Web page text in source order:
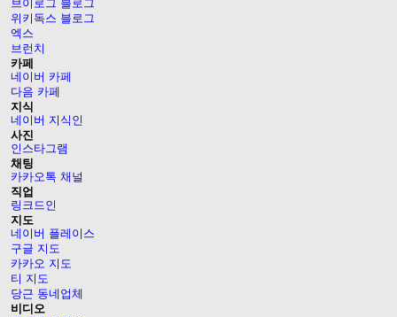
브이로그 블로그
위키독스 블로그
엑스
브런치
카페
네이버 카페
다음 카페
지식
네이버 지식인
사진
인스타그램
채팅
카카오톡 채널
직업
링크드인
지도
네이버 플레이스
구글 지도
카카오 지도
티 지도
당근 동네업체
비디오